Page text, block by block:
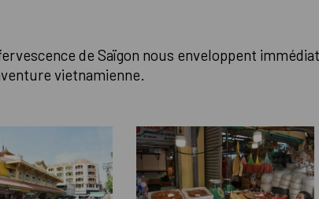
de Saïgon nous enveloppent
vietnamienne.